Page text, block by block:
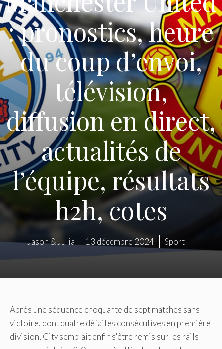
: pronostics, heure
du coup d’envoi,
télévision,
diffusion en direct,
actualités de
l’équipe, résultats
h2h, cotes
Jason & Julia 13 décembre 2024 Sport
Après une séquence choquante de sept matches sans
victoire, dont quatre défaites consécutives en première
division, City semblait enfin s'être remis sur les rails